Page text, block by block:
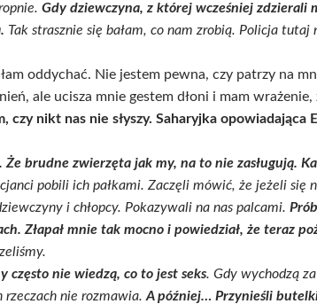
Gdy dziewczyna, z której wcześniej zdzierali
Tak strasznie się bałam, co nam zrobią. Policja
oddychać. Nie jestem pewna, czy patrzy na
ale ucisza mnie gestem dłoni i mam
czy nikt nas nie słyszy. Saharyjka
brudne zwierzęta jak my, na to nie zasługują.
pobili ich pałkami. Zaczęli mówić, że jeżeli
i chłopcy. Pokazywali na nas palcami.
Złapał mnie tak mocno i powiedział, że teraz
często nie wiedzą, co to jest seks. Gdy wychodzą
rzeczach nie rozmawia. A później… Przynieśli